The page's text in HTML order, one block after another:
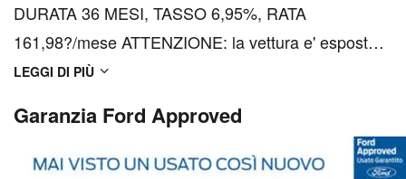
DURATA 36 MESI, TASSO 6,95%, RATA
161,98?/mese ATTENZIONE: la vettura e' esposta
presso la sede: FORD CATANIA. Presso le nostre
AZIENDALI e USATE in PRONTA CONSEGNA. Le
NOSTRE AUTO vengono sanificate con tr...
LEGGI DI PIÙ
Garanzia Ford Approved